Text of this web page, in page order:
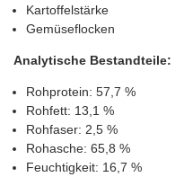
Kartoffelstärke
Gemüseflocken
Analytische Bestandteile:
Rohprotein: 57,7 %
Rohfett: 13,1 %
Rohfaser: 2,5 %
Rohasche: 65,8 %
Feuchtigkeit: 16,7 %